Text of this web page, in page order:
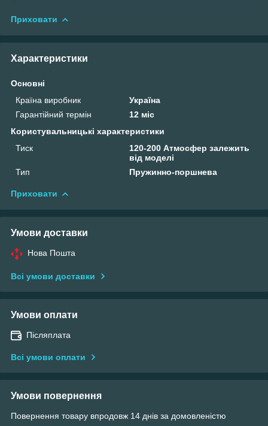
Приховати
Характеристики
Основні
Країна виробник
Україна
Гарантійний термін
12 міс
Користувальницькі характеристики
Тиск
120-200 Атмосфер залежить
від моделі
Тип
Пружинно-поршнева
Приховати
Умови доставки
Нова Пошта
Всі умови доставки
Умови оплати
Післяплата
Всі умови оплати
Умови повернення
Повернення товару впродовж 14 днів за домовленістю